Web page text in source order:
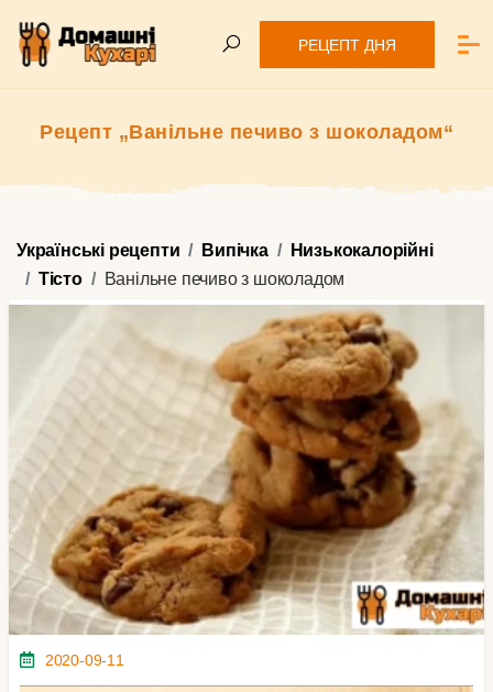
РЕЦЕПТ ДНЯ
Рецепт „Ванільне печиво з шоколадом“
Українські рецепти Випічка
Низькокалорійні
Тісто
Ванільне печиво з шоколадом
2020-09-11